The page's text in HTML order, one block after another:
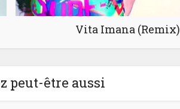
Vita Imana (Remix)
peut-être aussi